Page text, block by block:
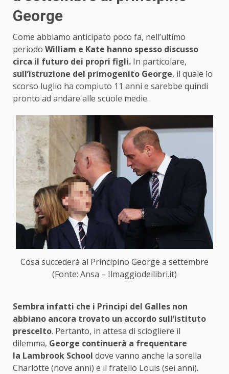
George
Come abbiamo anticipato poco fa, nell’ultimo
periodo William e Kate hanno spesso discusso
circa il futuro dei propri figli. In particolare,
sull’istruzione del primogenito George, il quale lo
scorso luglio ha compiuto 11 anni e sarebbe quindi
pronto ad andare alle scuole medie.
Cosa succederà al Principino George a settembre
(Fonte: Ansa – Ilmaggiodeilibri.it)
Sembra infatti che i Principi del Galles non
abbiano ancora trovato un accordo sull’istituto
prescelto. Pertanto, in attesa di sciogliere il
dilemma, George continuerà a frequentare
la Lambrook School dove vanno anche la sorella
Charlotte (nove anni) e il fratello Louis (sei anni).